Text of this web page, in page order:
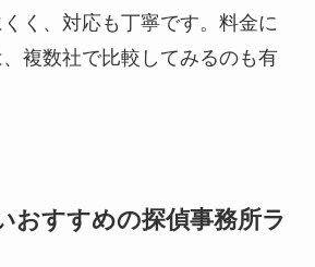
く、対応も丁寧です。料金に
複数社で比較してみるのも有
おすすめの探偵事務所ラ